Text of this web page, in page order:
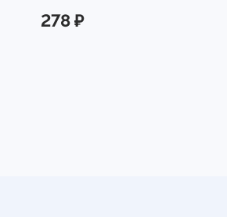
278 ₽